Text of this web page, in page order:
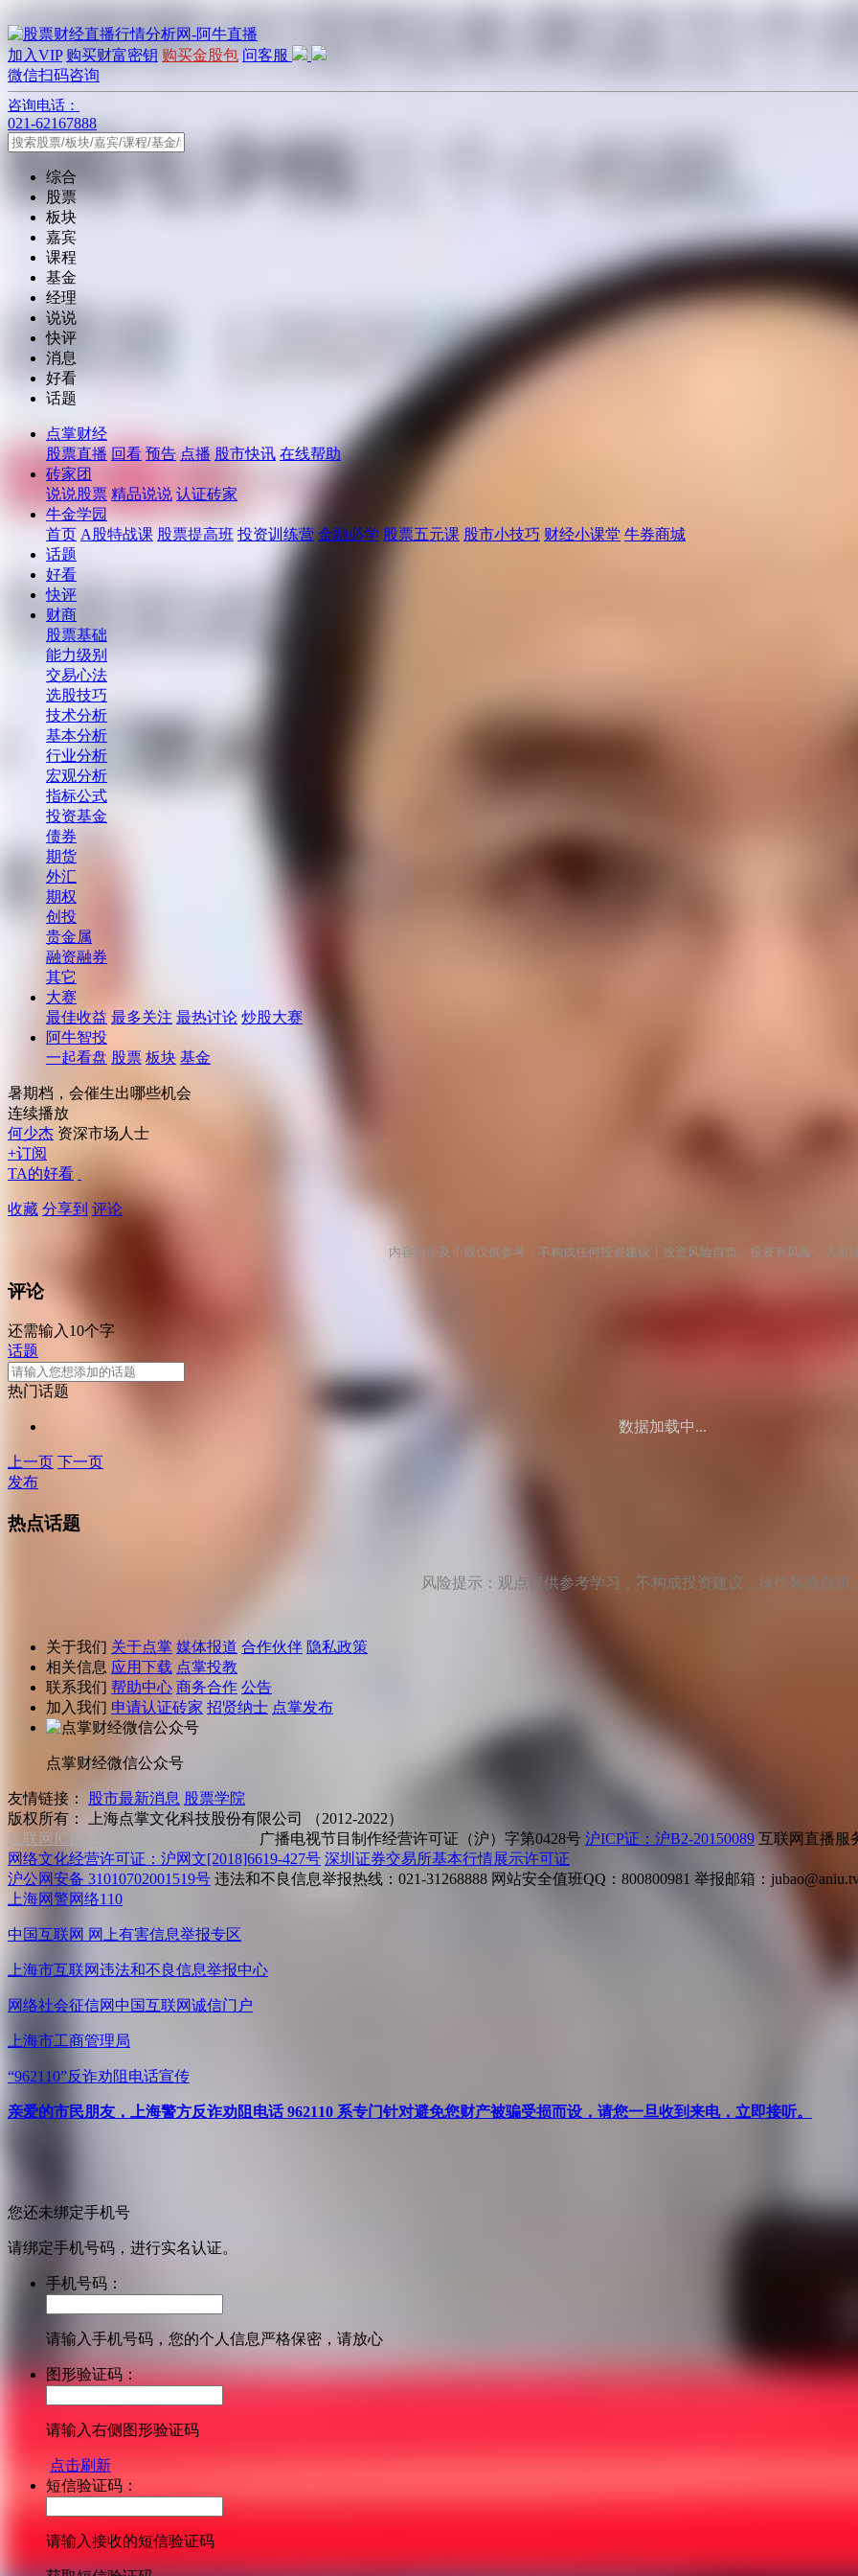
加入VIP 购买财富密钥 购买金股包 问客服
微信扫码咨询
咨询电话：
021-62167888
综合
股票
板块
嘉宾
课程
基金
经理
说说
快评
消息
好看
话题
点掌财经
股票直播 回看 预告 点播 股市快讯 在线帮助
砖家团
说说股票 精品说说 认证砖家
牛金学园
首页 A股特战课 股票提高班 投资训练营 金融必学 股票五元课 股市小技巧 财经小课堂 牛券商城
话题
好看
快评
财商
股票基础
能力级别
交易心法
选股技巧
技术分析
基本分析
行业分析
宏观分析
指标公式
投资基金
债券
期货
外汇
期权
创投
贵金属
融资融券
其它
大赛
最佳收益 最多关注 最热讨论 炒股大赛
阿牛智投
一起看盘 股票 板块 基金
暑期档，会催生出哪些机会
连续播放
何少杰 资深市场人士
+订阅
TA的好看
收藏 分享到 评论
内容如涉及个股仅供参考，不构成任何投资建议！投资风险自负。投资有风险，入市
评论
还需输入10个字
话题
热门话题
数据加载中...
上一页 下一页
发布
热点话题
风险提示：观点仅供参考学习，不构成投资建议，操作风险自担
关于我们 关于点掌 媒体报道 合作伙伴 隐私政策
相关信息 应用下载 点掌投教
联系我们 帮助中心 商务合作 公告
加入我们 申请认证砖家 招贤纳士 点掌发布
点掌财经微信公众号
友情链接： 股市最新消息 股票学院
版权所有：
上海点掌文化科技股份有限公司 （2012-2022）
互联网ICP备案 沪ICP备13044908号-1
广播电视节目制作经营许可证（沪）字第0428号 沪ICP证：沪B2-20150089 互联网直播服
网络文化经营许可证：沪网文[2018]6619-427号 深圳证券交易所基本行情展示许可证
沪公网安备 31010702001519号 违法和不良信息举报热线：021-31268888 网站安全值班QQ：800800981 举报邮箱：
上海网警网络110
中国互联网 网上有害信息举报专区
上海市互联网违法和不良信息举报中心
网络社会征信网 中国互联网诚信门户
上海市工商管理局
“962110”反诈劝阻电话宣传
亲爱的市民朋友，上海警方反诈劝阻电话 962110 系专门针对避免您财产被骗受损而设，请您一旦收到来电，立即接听。
您还未绑定手机号
请绑定手机号码，进行实名认证。
手机号码：
请输入手机号码，您的个人信息严格保密，请放心
图形验证码：
请输入右侧图形验证码
点击刷新
短信验证码：
请输入接收的短信验证码